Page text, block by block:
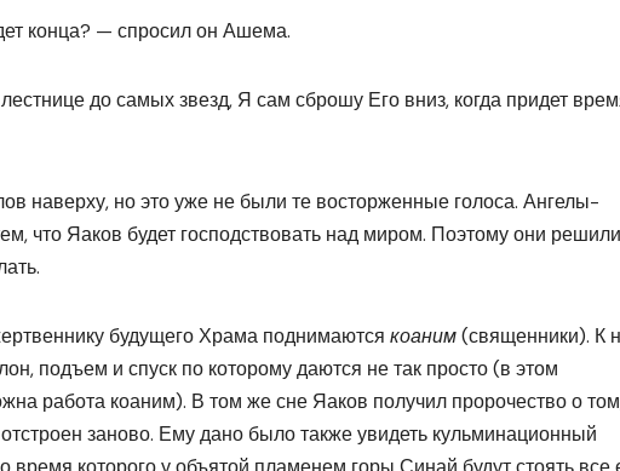
конца? — спросил он Ашема.
до самых звезд, Я сам сброшу Его вниз, когда придет
наверху, но это уже не были те восторженные голоса. Ангелы-
что Яаков будет господствовать над миром. Поэтому они решили
будущего Храма поднимаются коаним(священники). К
подъем и спуск по которому даются не так просто (в этом
работа коаним). В том же сне Яаков получил пророчество о
заново. Ему дано было также увидеть кульминационный